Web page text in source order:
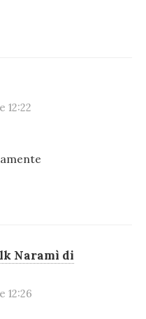
12:22
Naramì di
12:26